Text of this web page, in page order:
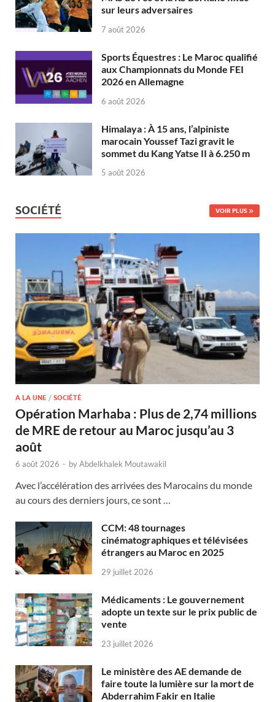
sur leurs adversaires
7 août 2026
Sports Équestres : Le Maroc qualifié
aux Championnats du Monde FEI
2026 en Allemagne
6 août 2026
Himalaya : À 15 ans, l’alpiniste
marocain Youssef Tazi gravit le
sommet du Kang Yatse II à 6.250 m
5 août 2026
SOCIÉTÉ VOIR PLUS
A LA UNE / SOCIÉTÉ
Opération Marhaba : Plus de 2,74 millions
de MRE de retour au Maroc jusqu’au 3
août
6 août 2026 - byAbdelkhalek Moutawakil
Avec l’accélération des arrivées des Marocains du monde
au cours des derniers jours, ce sont …
CCM: 48 tournages
cinématographiques et télévisées
étrangers au Maroc en 2025
29 juillet 2026
Médicaments : Le gouvernement
adopte un texte sur le prix public de
vente
23 juillet 2026
Le ministère des AE demande de
faire toute la lumière sur la mort de
Abderrahim Fakir en Italie